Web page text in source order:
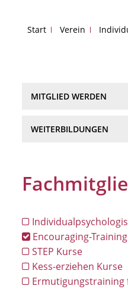
Start Verein
MITGLIED WERDEN
WEITERBILDUNGEN
Encouraging-Training
STEP Kurse
Kess-erziehen Kurse
Ermutigungstraining